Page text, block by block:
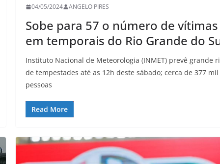
04/05/2024 ANGELO PIRES
Sobe para 57 o número de vítimas
em temporais do Rio Grande do
Instituto Nacional de Meteorologia (INMET) prevê grande
de tempestades até as 12h deste sábado; cerca de 377 mil
pessoas
Read More